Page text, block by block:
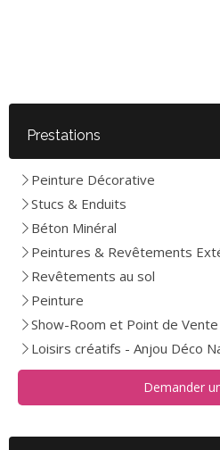
Prestations
Peinture Décorative
Stucs & Enduits
Béton Minéral
Peintures & Revêtements
Revêtements au sol
Peinture
Show-Room et Point de Vente
Loisirs créatifs - Anjou Déco
Demander